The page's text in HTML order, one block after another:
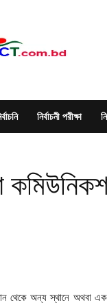
নির্বাচনী পরীক্ষা
অন্য স্থানে অথবা এক